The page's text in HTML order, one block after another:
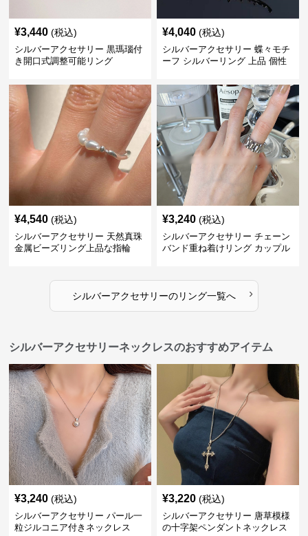
¥3,440 (税込)
シルバーアクセサリー 黒瑪瑙付
き開口式調整可能リング
¥4,040 (税込)
シルバーアクセサリー 蝶々モチ
ーフ シルバーリング 上品 個性
¥4,540 (税込)
シルバーアクセサリー 天然真珠
金属ビーズリング上品な指輪
¥3,240 (税込)
シルバーアクセサリー チェーン
バンド重ね着けリング カップル
シルバーアクセサリーのリング一覧へ ›
シルバーアクセサリーネックレスのおすすめアイテム
¥3,240 (税込)
シルバーアクセサリー パール一
粒ジルコニア付きネックレス
¥3,220 (税込)
シルバーアクセサリー 唐草模様
の十字架ペンダントネックレス